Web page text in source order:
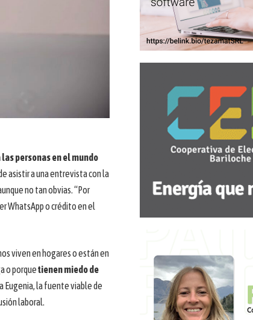
personas en el mundo
asistir a una entrevista con la
no tan obvias. “Por
WhatsApp o crédito en el
viven en hogares o están en
o porquetienen miedo de
Eugenia, la fuente viable de
laboral.